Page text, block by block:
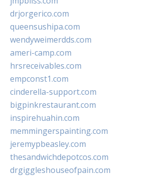
drjorgerico.com
queensushipa.com
wendyweimerdds.com
ameri-camp.com
hrsreceivables.com
empconst1.com
cinderella-support.com
bigpinkrestaurant.com
inspirehuahin.com
memmingerspainting.com
jeremypbeasley.com
thesandwichdepotcos.com
drgiggleshouseofpain.com